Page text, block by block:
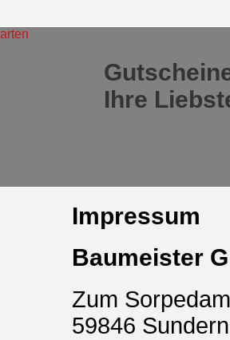
Ihre
Impressum
Baumeister
Zum
59846 Sundern